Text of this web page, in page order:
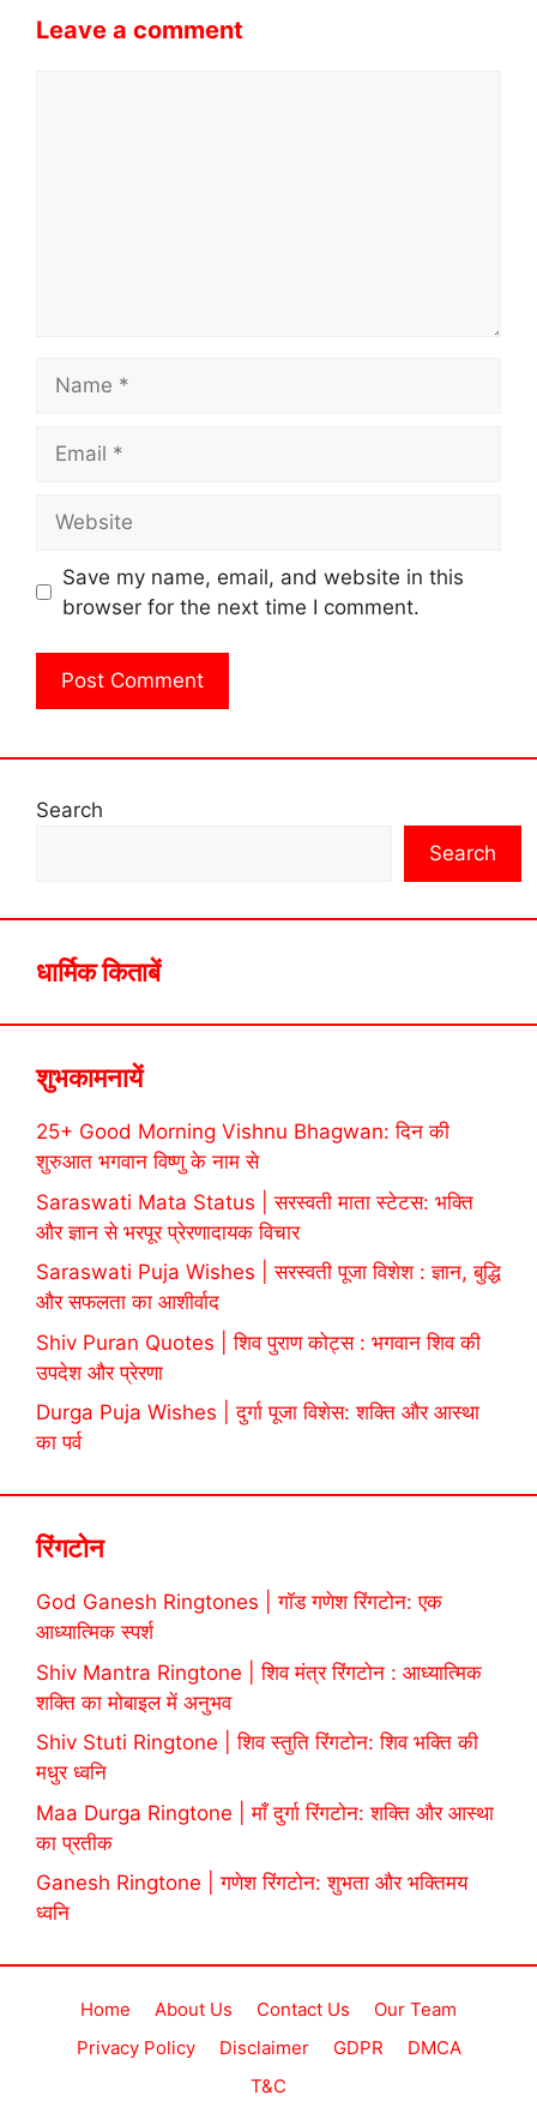
Leave a comment
Save my name, email, and website in this
browser for the next time I comment.
Search
Search
धार्मिक किताबें
शुभकामनायें
25+ Good Morning Vishnu Bhagwan: दिन की
शुरुआत भगवान विष्णु के नाम से
Saraswati Mata Status | सरस्वती माता स्टेटस: भक्ति
और ज्ञान से भरपूर प्रेरणादायक विचार
Saraswati Puja Wishes | सरस्वती पूजा विशेश : ज्ञान, बुद्धि
और सफलता का आशीर्वाद
Shiv Puran Quotes | शिव पुराण कोट्स : भगवान शिव की
उपदेश और प्रेरणा
Durga Puja Wishes | दुर्गा पूजा विशेस: शक्ति और आस्था
का पर्व
रिंगटोन
God Ganesh Ringtones | गॉड गणेश रिंगटोन: एक
आध्यात्मिक स्पर्श
Shiv Mantra Ringtone | शिव मंत्र रिंगटोन : आध्यात्मिक
शक्ति का मोबाइल में अनुभव
Shiv Stuti Ringtone | शिव स्तुति रिंगटोन: शिव भक्ति की
मधुर ध्वनि
Maa Durga Ringtone | माँ दुर्गा रिंगटोन: शक्ति और आस्था
का प्रतीक
Ganesh Ringtone | गणेश रिंगटोन: शुभता और भक्तिमय
ध्वनि
Home About Us Contact Us
Our Team
Privacy Policy
Disclaimer GDPR
DMCA
T&C